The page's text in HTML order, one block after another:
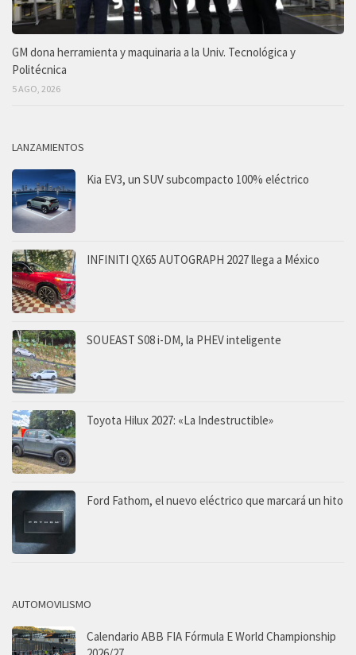
GM dona herramienta y maquinaria a la Univ. Tecnológica y
Politécnica
5 AGO, 2026
LANZAMIENTOS
Kia EV3, un SUV subcompacto 100% eléctrico
INFINITI QX65 AUTOGRAPH 2027 llega a México
SOUEAST S08 i-DM, la PHEV inteligente
Toyota Hilux 2027: «La Indestructible»
Ford Fathom, el nuevo eléctrico que marcará un hito
AUTOMOVILISMO
Calendario ABB FIA Fórmula E World Championship